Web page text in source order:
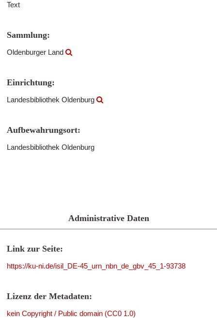
Text
Sammlung:
Oldenburger Land
Einrichtung:
Landesbibliothek Oldenburg
Aufbewahrungsort:
Landesbibliothek Oldenburg
Administrative Daten
Link zur Seite:
https://ku-ni.de/isil_DE-45_urn_nbn_de_gbv_45_1-93738
Lizenz der Metadaten:
kein Copyright / Public domain (CC0 1.0)